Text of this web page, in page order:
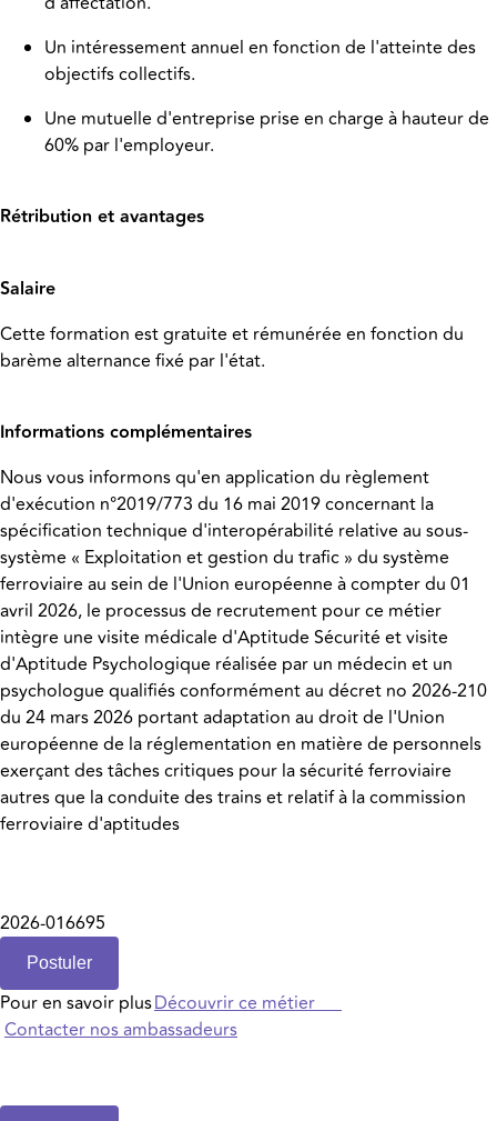
Un intéressement annuel en fonction de l'atteinte des
objectifs collectifs.
Une mutuelle d'entreprise prise en charge à hauteur de
60% par l'employeur.
Rétribution et avantages
Salaire
Cette formation est gratuite et rémunérée en fonction du
barème alternance fixé par l'état.
Informations complémentaires
Nous vous informons qu'en application du règlement
d'exécution n°2019/773 du 16 mai 2019 concernant la
spécification technique d'interopérabilité relative au sous-
système « Exploitation et gestion du trafic » du système
ferroviaire au sein de l'Union européenne à compter du 01
avril 2026, le processus de recrutement pour ce métier
intègre une visite médicale d'Aptitude Sécurité et visite
d'Aptitude Psychologique réalisée par un médecin et un
psychologue qualifiés conformément au décret no 2026-210
du 24 mars 2026 portant adaptation au droit de l'Union
européenne de la réglementation en matière de personnels
exerçant des tâches critiques pour la sécurité ferroviaire
autres que la conduite des trains et relatif à la commission
ferroviaire d'aptitudes
2026-016695
Postuler
Pour en savoir plusDécouvrir ce métier
Contacter nos ambassadeurs